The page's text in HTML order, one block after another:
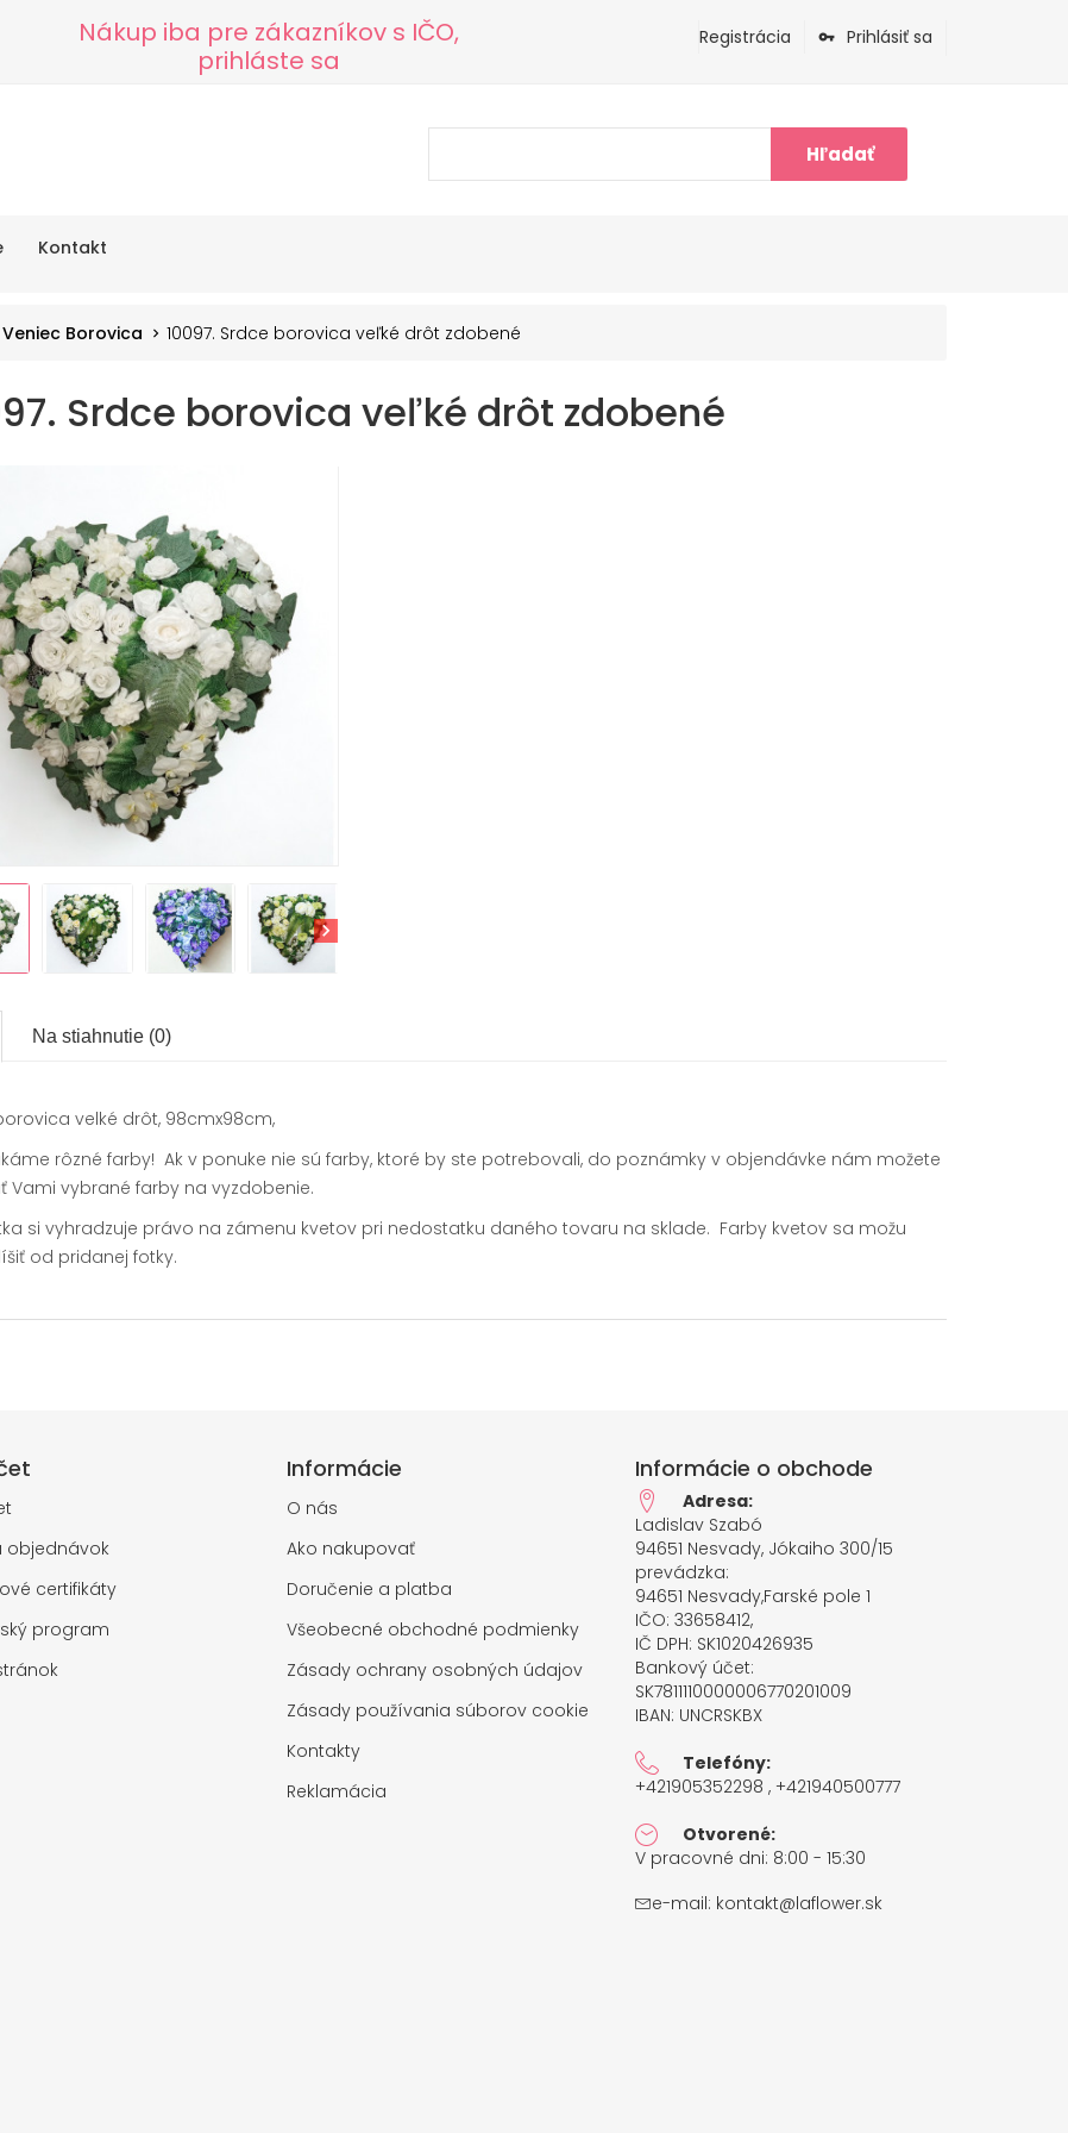
Nákup iba pre zákazníkov s IČO,
prihláste sa
Registrácia Prihlásiť sa
Hľadať
Kontakt
Veniec Borovica 10097. Srdce borovica veľké drôt zdobené
Srdce borovica veľké drôt zdobené
Na stiahnutie (0)
velké drôt, 98cmx98cm,
rôzné farby! Ak v ponuke nie sú farby, ktoré by ste potrebovali, do poznámky v objendávke nám možete
Vami vybrané farby na vyzdobenie.
si vyhradzuje právo na zámenu kvetov pri nedostatku daného tovaru na sklade. Farby kvetov sa možu
od pridanej fotky.
objednávok
certifikáty
program
Informácie
O nás
Ako nakupovať
Doručenie a platba
Všeobecné obchodné podmienky
Zásady ochrany osobných údajov
Zásady používania súborov cookie
Kontakty
Reklamácia
Informácie o obchode
Adresa:
Ladislav Szabó
94651 Nesvady, Jókaiho 300/15
prevádzka:
94651 Nesvady,Farské pole 1
IČO: 33658412,
IČ DPH: SK1020426935
Bankový účet:
SK7811110000006770201009
IBAN: UNCRSKBX
Telefóny:
+421905352298 , +421940500777
Otvorené:
V pracovné dni: 8:00 - 15:30
e-mail: kontakt@laflower.sk